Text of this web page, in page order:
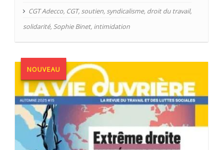
CGT Adecco, CGT, soutien, syndicalisme, droit du travail,
solidarité, Sophie Binet, intimidation
NOUVEAU